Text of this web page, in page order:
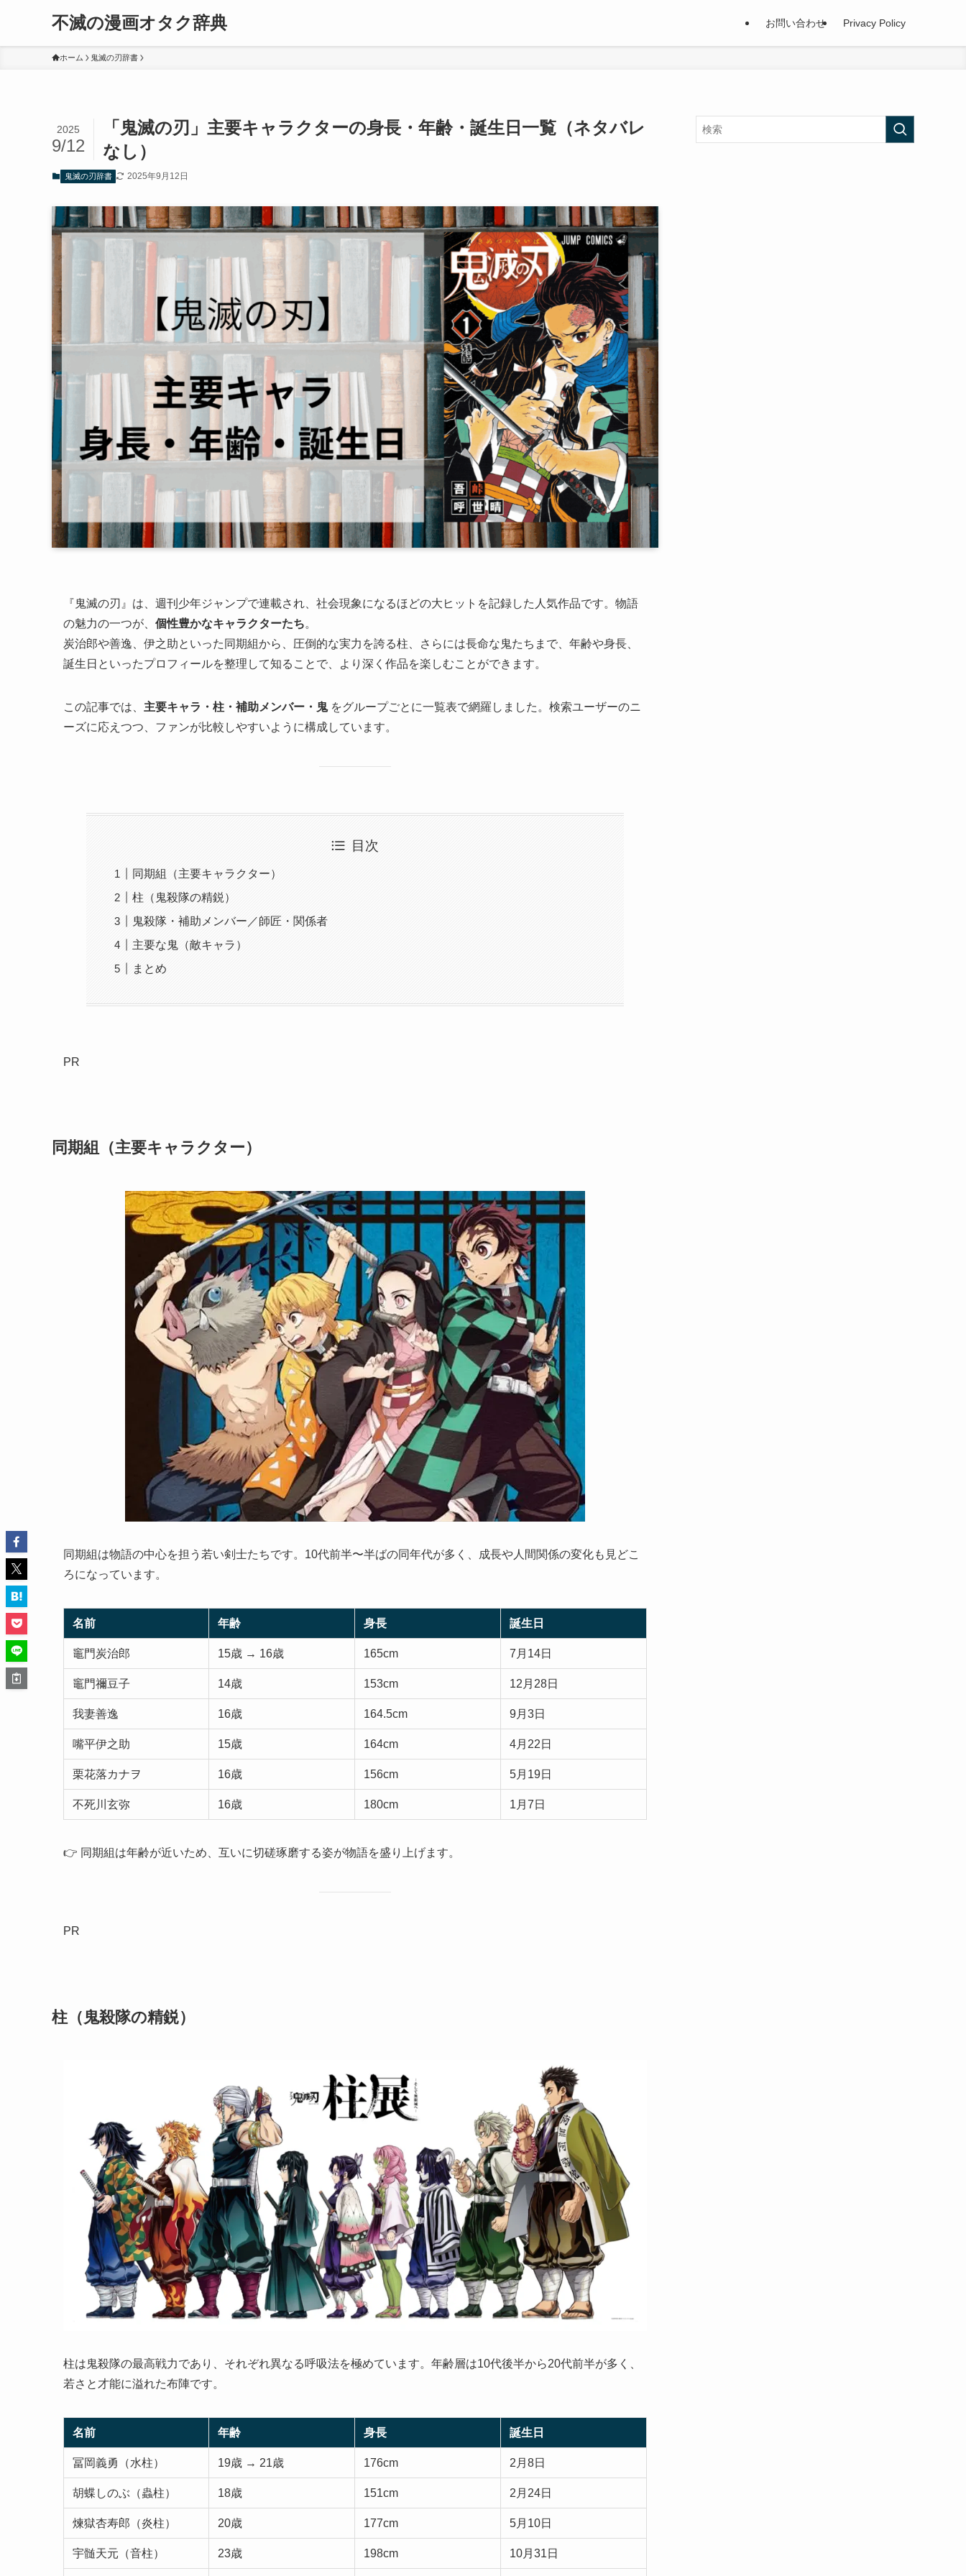
不滅の漫画オタク辞典 お問い合わせ Privacy Policy
ホーム 鬼滅の刃辞書
「鬼滅の刃」主要キャラクターの身長・年齢・誕生日一覧（ネタバレ
なし）
2025
9/12
鬼滅の刃辞書 2025年9月12日
『鬼滅の刃』は、週刊少年ジャンプで連載され、社会現象になるほどの大ヒットを記録した人気作品です。物語
の魅力の一つが、 個性豊かなキャラクターたち。
炭治郎や善逸、伊之助といった同期組から、圧倒的な実力を誇る柱、さらには長命な鬼たちまで、年齢や身長、
誕生日といったプロフィールを整理して知ることで、より深く作品を楽しむことができます。
この記事では、 主要キャラ・柱・補助メンバー・鬼をグループごとに一覧表で網羅しました。検索ユーザーのニ
ーズに応えつつ、ファンが比較しやすいように構成しています。
目次
同期組（主要キャラクター）
柱（鬼殺隊の精鋭）
鬼殺隊・補助メンバー／師匠・関係者
主要な鬼（敵キャラ）
まとめ
PR
同期組（主要キャラクター）
同期組は物語の中心を担う若い剣士たちです。10代前半〜半ばの同年代が多く、成長や人間関係の変化も見どこ
ろになっています。
名前 年齢 身長 誕生日
竈門炭治郎 15歳 → 16歳 165cm 7月14日
竈門禰豆子 14歳 153cm 12月28日
我妻善逸 16歳 164.5cm 9月3日
嘴平伊之助 15歳 164cm 4月22日
栗花落カナヲ 16歳 156cm 5月19日
不死川玄弥 16歳 180cm 1月7日
👉 同期組は年齢が近いため、互いに切磋琢磨する姿が物語を盛り上げます。
PR
柱（鬼殺隊の精鋭）
柱は鬼殺隊の最高戦力であり、それぞれ異なる呼吸法を極めています。年齢層は10代後半から20代前半が多く、
若さと才能に溢れた布陣です。
名前 年齢 身長 誕生日
冨岡義勇（水柱） 19歳 → 21歳 176cm 2月8日
胡蝶しのぶ（蟲柱） 18歳 151cm 2月24日
煉獄杏寿郎（炎柱） 20歳 177cm 5月10日
宇髄天元（音柱） 23歳 198cm 10月31日